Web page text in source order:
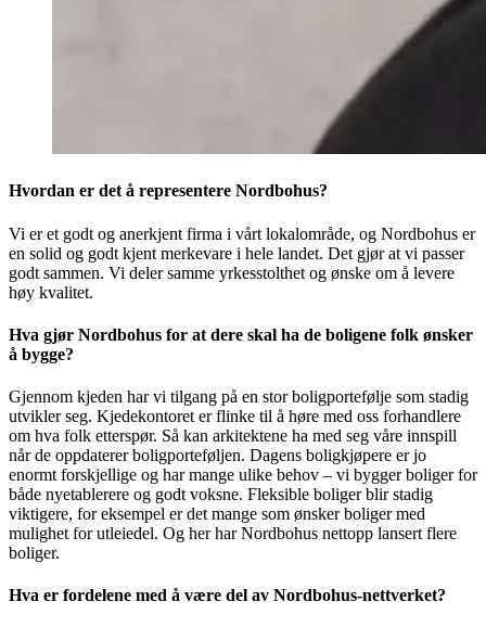
Hvordan er det å representere Nordbohus?
Vi er et godt og anerkjent firma i vårt lokalområde, og Nordbohus er
en solid og godt kjent merkevare i hele landet. Det gjør at vi passer
godt sammen. Vi deler samme yrkesstolthet og ønske om å levere
høy kvalitet.
Hva gjør Nordbohus for at dere skal ha de boligene folk ønsker
å bygge?
Gjennom kjeden har vi tilgang på en stor boligportefølje som stadig
utvikler seg. Kjedekontoret er flinke til å høre med oss forhandlere
om hva folk etterspør. Så kan arkitektene ha med seg våre innspill
når de oppdaterer boligporteføljen. Dagens boligkjøpere er jo
enormt forskjellige og har mange ulike behov – vi bygger boliger for
både nyetablerere og godt voksne. Fleksible boliger blir stadig
viktigere, for eksempel er det mange som ønsker boliger med
mulighet for utleiedel. Og her har Nordbohus nettopp lansert flere
boliger.
Hva er fordelene med å være del av Nordbohus-nettverket?